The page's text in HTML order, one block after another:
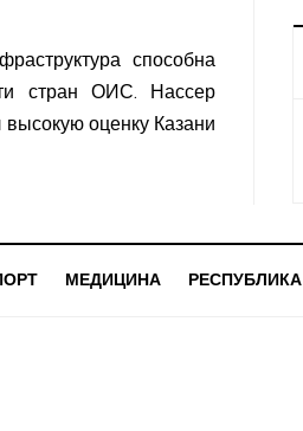
способна
стран ОИС. Нассер
оценку Казани
МЕДИЦИНА РЕСПУБЛИКА